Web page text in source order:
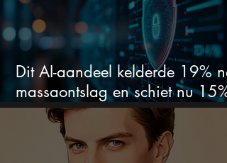
Dit AI-aandeel kelderde 19% na
massaontslag en schiet nu 15%
omhoog